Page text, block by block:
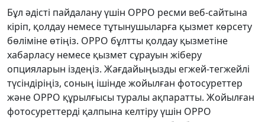
Бұл әдісті пайдалану үшін OPPO ресми веб-сайтына
кіріп, қолдау немесе тұтынушыларға қызмет көрсету
бөліміне өтіңіз. OPPO бұлтты қолдау қызметіне
хабарласу немесе қызмет сұрауын жіберу
опцияларын іздеңіз. Жағдайыңызды егжей-тегжейлі
түсіндіріңіз, соның ішінде жойылған фотосуреттер
және OPPO құрылғысы туралы ақпаратты. Жойылған
фотосуреттерді қалпына келтіру үшін OPPO